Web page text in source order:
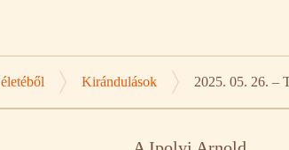
Kirándulások 2025. 05. 26. –